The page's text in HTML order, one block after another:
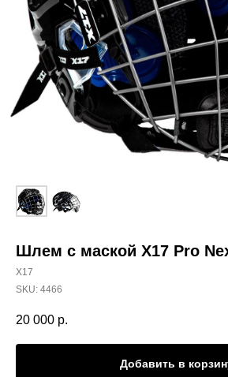
Шлем с маской Х17 Pro
Х17
SKU: 4466
20 000 р.
Добавить в